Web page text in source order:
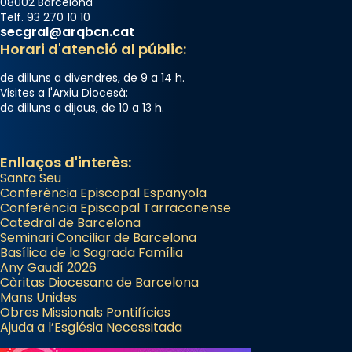
View on Facebook Share
Arquebisbat de Barcelona
2 weeks ago
Memòria de les santes Juliana i
Acompanyant la història de sant Cugat, a
partir de l’Edat Mitjana sorgeix la tradició
que les santes Juliana (“relatiu a Júlia”) i
Semproniana (“relatiu a Semprònia =
eterna”) són deixebles seves. I l’any 1667, el
frare Joan Gaspar Roig, afirma en una obra
que les santes són filles de l’antiga Iluro.
Mataró en reivindicarà les relíquies fins que
les aconseguirà el 1772. L’ofici que es canta
a la “Missa de les Santes” (“Missa de
Telf. 93 270 10 10
secgral@arqbcn.cat
Horari d'atenció al públic:
de dilluns a divendres, de 9 a 14 h.
Visites a l'Arxiu Diocesà:
de dilluns a dijous, de 10 a 13 h.
Enllaços d'interès:
Santa Seu
Conferència Episcopal Espanyola
Conferència Episcopal Tarraconense
Catedral de Barcelona
Seminari Conciliar de Barcelona
Basílica de la Sagrada Família
Any Gaudí 2026
Càritas Diocesana de Barcelona
Mans Unides
Obres Missionals Pontifícies
Ajuda a l’Església Necessitada